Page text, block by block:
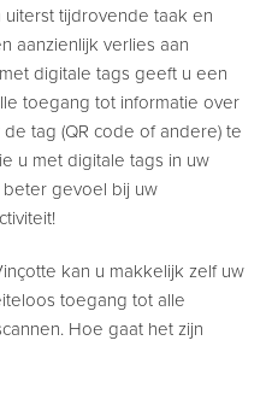
tijdrovende taak en
aanzienlijk verlies aan
digitale tags geeft u een
toegang tot informatie over
tag (QR code of andere) te
u met digitale tags in uw
gevoel bij uw
kan u makkelijk zelf uw
toegang tot alle
Hoe gaat het zijn